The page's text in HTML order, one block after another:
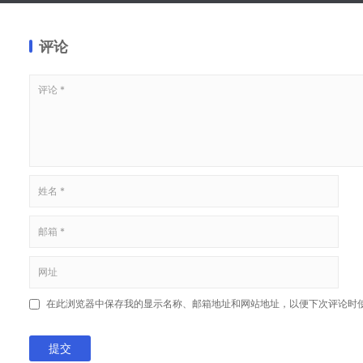
评论
在此浏览器中保存我的显示名称、邮箱地址和网站地址，以便下次评论时
提交